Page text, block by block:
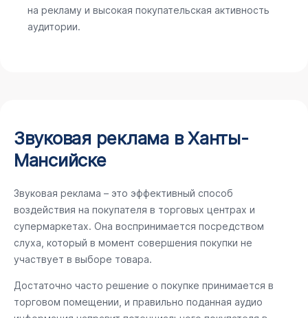
на рекламу и высокая покупательская активность
аудитории.
Звуковая реклама в Ханты-
Мансийске
Звуковая реклама – это эффективный способ
воздействия на покупателя в торговых центрах и
супермаркетах. Она воспринимается посредством
слуха, который в момент совершения покупки не
участвует в выборе товара.
Достаточно часто решение о покупке принимается в
торговом помещении, и правильно поданная аудио